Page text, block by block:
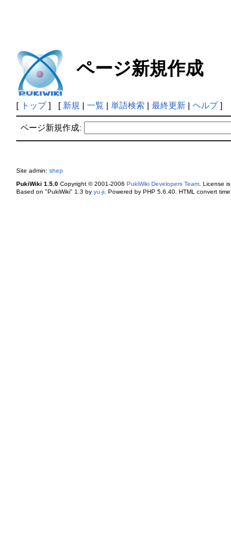
ページ新規作成
[ トップ] [ 新規 | 一覧| 単語検索| 最終更新| ヘルプ]
ページ新規作成:
Site admin: shep
PukiWiki 1.5.0Copyright © 2001-2006 PukiWiki Developers Team. License is
Based on "PukiWiki" 1.3 by yu-ji. Powered by PHP 5.6.40. HTML convert